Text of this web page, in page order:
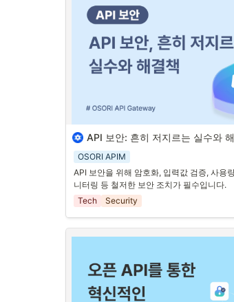
플리케이션에 제공함으로써, 사용자 경험을
2. 데이터 일관성 유지
다양한 시스템과 애플리케이션이 동일한 데
터 일관성을 유지할 수 있습니다.
오픈 API
서 관리하고, 실시간으로 동기화함으로써,
3. 비즈니스 프로세스 자동화
오픈 API를 통해 비즈니스 프로세스를 자동
통해 수작업을 줄이고, 효율성을 높일 수 있
시스템과 CRM 시스템을 오픈 API를 통해
주문 정보를 자동으로 동기화할 수 있어 업
다.
API에 대한 적절한 보안 조치가 없으면 다양
습니다. 많은 개발자와 조직들이 API 보안에
와 이를 해결하기 위한 효과적인 방안을 소개
API 보안에서 흔히 저지르는 실수와
1. 데이터 암호화 미흡
고리즘이나 프로토콜을 사용하는 경
the-Middle Attack) 등의 위험에 노출
해결책: 모든 데이터 전송은 HTTPS (
하여 암호화해야 합니다. 또한, 민감한
암호화하여 보호하는 것이 중요합니다.
API 보안: 흔히 저지르는 실수와
OSORI APIM
API 보안을 위해 암호화, 입력값 검증, 사용
니터링 등 철저한 보안 조치가 필수입니다.
Tech
Security